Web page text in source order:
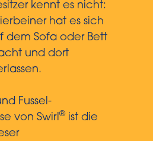
kennt es nicht:
hat es sich
dem Sofa oder Bett
und dort
Fussel-
von Swirl® ist die